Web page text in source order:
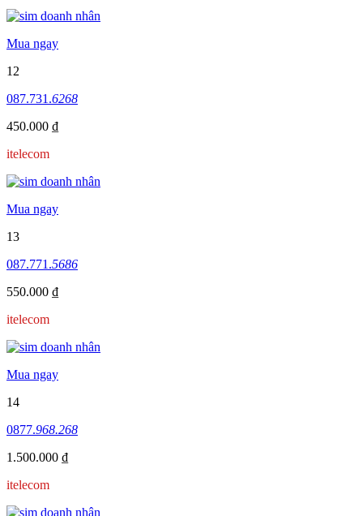
Mua ngay
12
087.731.6268
450.000 ₫
itelecom
Mua ngay
13
087.771.5686
550.000 ₫
itelecom
Mua ngay
14
0877.968.268
1.500.000 ₫
itelecom